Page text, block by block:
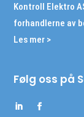
Kontroll Elektro
forhandlerne av
Les mer >
Følg oss på